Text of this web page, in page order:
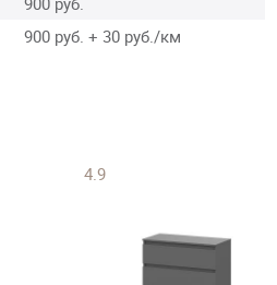
900 руб. + 30 руб./км
4.9